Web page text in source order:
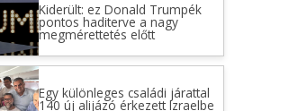
Kiderült: ez Donald Trumpék
pontos haditerve a nagy
megmérettetés előtt
Egy különleges családi járattal
140 új alijázó érkezett Izraelbe